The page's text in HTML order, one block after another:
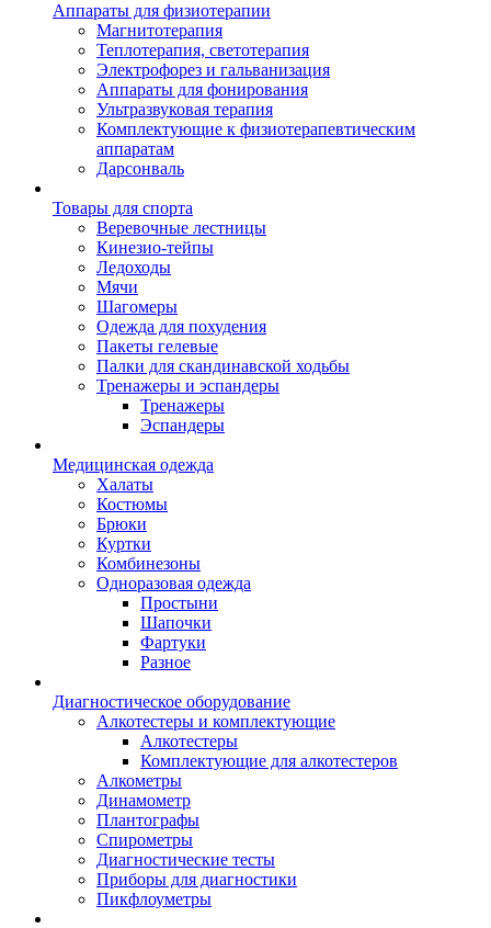
Аппараты для физиотерапии
Магнитотерапия
Теплотерапия, светотерапия
Электрофорез и гальванизация
Аппараты для фонирования
Ультразвуковая терапия
Комплектующие к физиотерапевтическим
аппаратам
Дарсонваль
Товары для спорта
Веревочные лестницы
Кинезио-тейпы
Ледоходы
Мячи
Шагомеры
Одежда для похудения
Пакеты гелевые
Палки для скандинавской ходьбы
Тренажеры и эспандеры
Тренажеры
Эспандеры
Медицинская одежда
Халаты
Костюмы
Брюки
Куртки
Комбинезоны
Одноразовая одежда
Простыни
Шапочки
Фартуки
Разное
Диагностическое оборудование
Алкотестеры и комплектующие
Алкотестеры
Комплектующие для алкотестеров
Алкометры
Динамометр
Плантографы
Спирометры
Диагностические тесты
Приборы для диагностики
Пикфлоуметры